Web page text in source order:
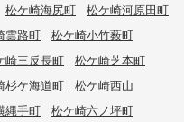
松ケ崎海尻町
松ケ崎河原田町
雲路町
松ケ崎小竹薮町
崎三反長町
松ケ崎芝本町
杉ケ海道町
松ケ崎西山
縄手町
松ケ崎六ノ坪町